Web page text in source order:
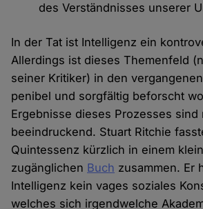
des Verständnisses unserer
In der Tat ist Intelligenz ein
Allerdings ist dieses Themenfeld
seiner Kritiker) in den
penibel und sorgfältig beforscht
Ergebnisse dieses Prozesses sind
beeindruckend. Stuart Ritchie
Quintessenz kürzlich in einem
zugänglichen Buch zusammen. Er
Intelligenz kein vages soziales
welches sich irgendwelche